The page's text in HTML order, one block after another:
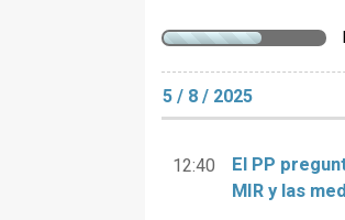
5 / 8 / 2025
12:40
El PP
MIR y las